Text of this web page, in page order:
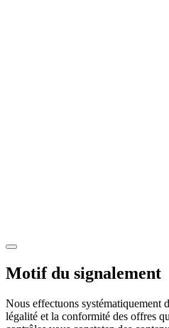
Motif du signalement
Nous effectuons systématiquement
légalité et la conformité des offres